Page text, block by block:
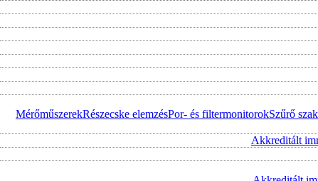
MérőműszerekRészecske elemzésPor- és filtermonitorokSzűrő
Akkreditált